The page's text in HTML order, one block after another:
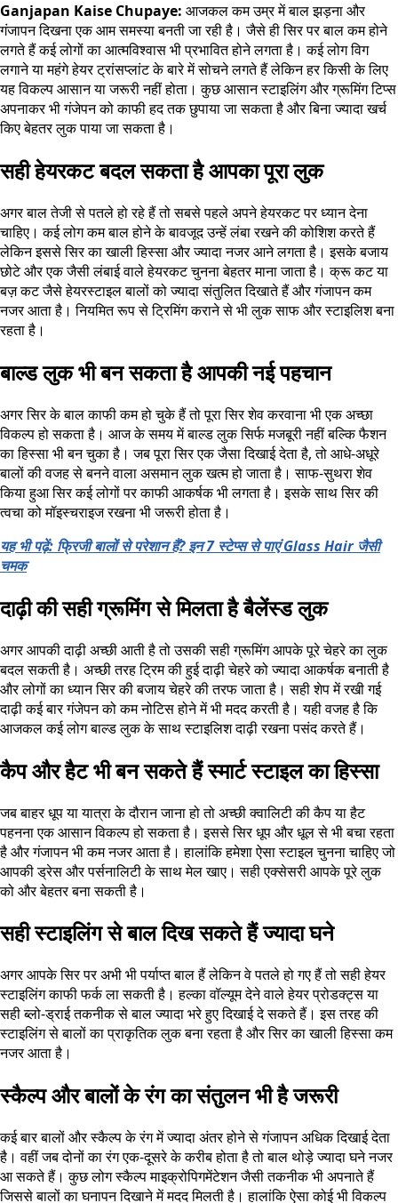
Ganjapan Kaise Chupaye: आजकल कम उम्र में बाल झड़ना और
गंजापन दिखना एक आम समस्या बनती जा रही है। जैसे ही सिर पर बाल कम होने
लगते हैं कई लोगों का आत्मविश्वास भी प्रभावित होने लगता है। कई लोग विग
लगाने या महंगे हेयर ट्रांसप्लांट के बारे में सोचने लगते हैं लेकिन हर किसी के लिए
यह विकल्प आसान या जरूरी नहीं होता। कुछ आसान स्टाइलिंग और ग्रूमिंग टिप्स
अपनाकर भी गंजेपन को काफी हद तक छुपाया जा सकता है और बिना ज्यादा खर्च
किए बेहतर लुक पाया जा सकता है।
सही हेयरकट बदल सकता है आपका पूरा लुक
अगर बाल तेजी से पतले हो रहे हैं तो सबसे पहले अपने हेयरकट पर ध्यान देना
चाहिए। कई लोग कम बाल होने के बावजूद उन्हें लंबा रखने की कोशिश करते हैं
लेकिन इससे सिर का खाली हिस्सा और ज्यादा नजर आने लगता है। इसके बजाय
छोटे और एक जैसी लंबाई वाले हेयरकट चुनना बेहतर माना जाता है। क्रू कट या
बज़ कट जैसे हेयरस्टाइल बालों को ज्यादा संतुलित दिखाते हैं और गंजापन कम
नजर आता है। नियमित रूप से ट्रिमिंग कराने से भी लुक साफ और स्टाइलिश बना
रहता है।
बाल्ड लुक भी बन सकता है आपकी नई पहचान
अगर सिर के बाल काफी कम हो चुके हैं तो पूरा सिर शेव करवाना भी एक अच्छा
विकल्प हो सकता है। आज के समय में बाल्ड लुक सिर्फ मजबूरी नहीं बल्कि फैशन
का हिस्सा भी बन चुका है। जब पूरा सिर एक जैसा दिखाई देता है, तो आधे-अधूरे
बालों की वजह से बनने वाला असमान लुक खत्म हो जाता है। साफ-सुथरा शेव
किया हुआ सिर कई लोगों पर काफी आकर्षक भी लगता है। इसके साथ सिर की
त्वचा को मॉइस्चराइज रखना भी जरूरी होता है।
यह भी पढ़ें: फ्रिजी बालों से परेशान हैं? इन 7 स्टेप्स से पाएं Glass Hair जैसी
चमक
दाढ़ी की सही ग्रूमिंग से मिलता है बैलेंस्ड लुक
अगर आपकी दाढ़ी अच्छी आती है तो उसकी सही ग्रूमिंग आपके पूरे चेहरे का लुक
बदल सकती है। अच्छी तरह ट्रिम की हुई दाढ़ी चेहरे को ज्यादा आकर्षक बनाती है
और लोगों का ध्यान सिर की बजाय चेहरे की तरफ जाता है। सही शेप में रखी गई
दाढ़ी कई बार गंजेपन को कम नोटिस होने में भी मदद करती है। यही वजह है कि
आजकल कई लोग बाल्ड लुक के साथ स्टाइलिश दाढ़ी रखना पसंद करते हैं।
कैप और हैट भी बन सकते हैं स्मार्ट स्टाइल का हिस्सा
जब बाहर धूप या यात्रा के दौरान जाना हो तो अच्छी क्वालिटी की कैप या हैट
पहनना एक आसान विकल्प हो सकता है। इससे सिर धूप और धूल से भी बचा रहता
है और गंजापन भी कम नजर आता है। हालांकि हमेशा ऐसा स्टाइल चुनना चाहिए जो
आपकी ड्रेस और पर्सनालिटी के साथ मेल खाए। सही एक्सेसरी आपके पूरे लुक
को और बेहतर बना सकती है।
सही स्टाइलिंग से बाल दिख सकते हैं ज्यादा घने
अगर आपके सिर पर अभी भी पर्याप्त बाल हैं लेकिन वे पतले हो गए हैं तो सही हेयर
स्टाइलिंग काफी फर्क ला सकती है। हल्का वॉल्यूम देने वाले हेयर प्रोडक्ट्स या
सही ब्लो-ड्राई तकनीक से बाल ज्यादा भरे हुए दिखाई दे सकते हैं। इस तरह की
स्टाइलिंग से बालों का प्राकृतिक लुक बना रहता है और सिर का खाली हिस्सा कम
नजर आता है।
स्कैल्प और बालों के रंग का संतुलन भी है जरूरी
कई बार बालों और स्कैल्प के रंग में ज्यादा अंतर होने से गंजापन अधिक दिखाई देता
है। वहीं जब दोनों का रंग एक-दूसरे के करीब होता है तो बाल थोड़े ज्यादा घने नजर
आ सकते हैं। कुछ लोग स्कैल्प माइक्रोपिगमेंटेशन जैसी तकनीक भी अपनाते हैं
जिससे बालों का घनापन दिखाने में मदद मिलती है। हालांकि ऐसा कोई भी विकल्प